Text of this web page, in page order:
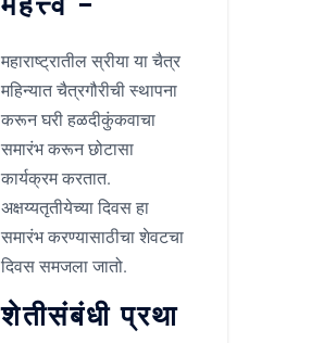
महाराष्ट्रातील स्रीया या चैत्र
महिन्यात चैत्रगौरीची स्थापना
करून घरी हळदीकुंकवाचा
समारंभ करून छोटासा
कार्यक्रम करतात.
अक्षय्यतृतीयेच्या दिवस हा
समारंभ करण्यासाठीचा शेवटचा
दिवस समजला जातो.
शेतीसंबंधी प्रथा